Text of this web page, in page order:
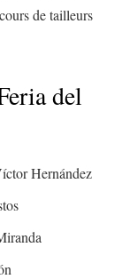
de tailleurs
del
Hernández